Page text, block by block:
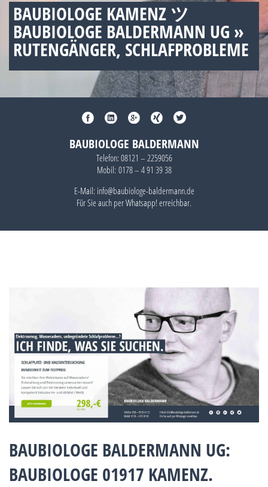
BAUBIOLOGE KAMENZ ツ
BAUBIOLOGE BALDERMANN UG »
RUTENGÄNGER, SCHLAFPROBLEME
BAUBIOLOGE BALDERMANN
Telefon: 08121 – 2259056
Mobil: 0178 – 4 91 39 38
E-Mail: info@baubiologe-baldermann.de
Für Sie auch perWhatsapp!erreichbar.
BAUBIOLOGE BALDERMANN UG:
BAUBIOLOGE 01917 KAMENZ.